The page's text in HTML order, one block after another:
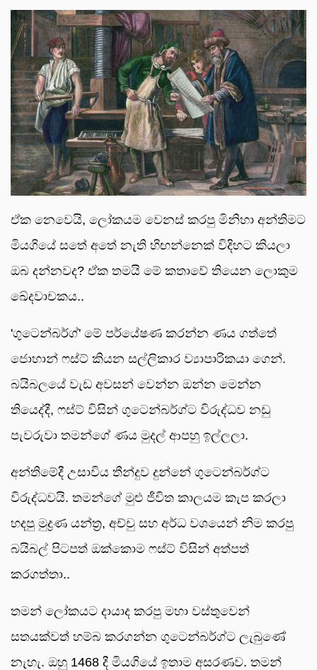
ඒක නෙවෙයි, ලෝකයම වෙනස් කරපු මිනිහා අන්තිමට
මියගියේ සතේ අතේ නැති හිඟන්නෙක් විදිහට කියලා
ඔබ දන්නවද? ඒක තමයි මේ කතාවේ තියෙන ලොකුම
ඛේදවාචකය..
'ගුටෙන්බර්ග්' මේ පර්යේෂණ කරන්න ණය ගත්තේ
ජොහාන් ෆස්ට් කියන සල්ලිකාර ව්‍යාපාරිකයා ගෙන්.
බයිබලයේ වැඩ අවසන් වෙන්න ඔන්න මෙන්න
තියෙද්දී, ෆස්ට් විසින් ගුටෙන්බර්ග්ට විරුද්ධව නඩු
පැවරුවා තමන්ගේ ණය මුදල් ආපහු ඉල්ලලා.
අන්තිමේදී උසාවිය තීන්දුව දුන්නේ ගුටෙන්බර්ග්ට
විරුද්ධවයි. තමන්ගේ මුළු ජීවිත කාලයම කැප කරලා
හදපු මුද්‍රණ යන්ත්‍ර, අච්චු සහ අර්ධ වශයෙන් නිම කරපු
බයිබල් පිටපත් ඔක්කොම ෆස්ට් විසින් අත්පත්
කරගත්තා..
තමන් ලෝකයට දායාද කරපු මහා වස්තුවෙන්
සතයක්වත් හම්බ කරගන්න ගුටෙන්බර්ග්ට ලැබුණේ
නැහැ. ඔහු 1468 දී මියගියේ ඉතාම අසරණව. තමන්